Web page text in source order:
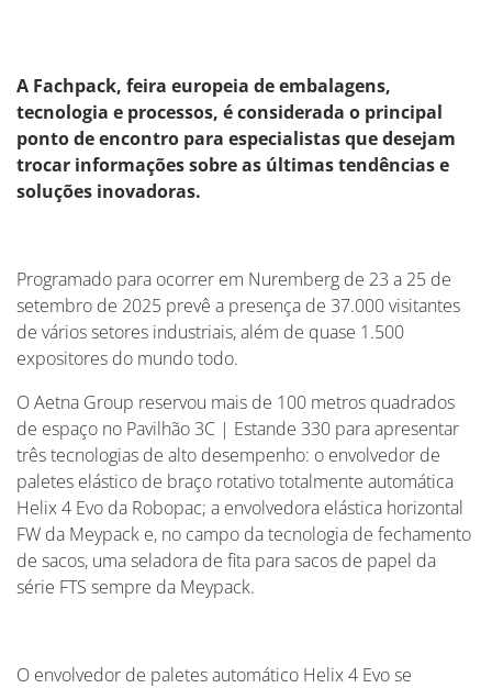
A Fachpack, feira europeia de embalagens,
tecnologia e processos, é considerada o principal
ponto de encontro para especialistas que desejam
trocar informações sobre as últimas tendências e
soluções inovadoras.
Programado para ocorrer em Nuremberg de 23 a 25 de
setembro de 2025 prevê a presença de 37.000 visitantes
de vários setores industriais, além de quase 1.500
expositores do mundo todo.
O Aetna Group reservou mais de 100 metros quadrados
de espaço no Pavilhão 3C | Estande 330 para apresentar
três tecnologias de alto desempenho: o envolvedor de
paletes elástico de braço rotativo totalmente automática
Helix 4 Evo da Robopac; a envolvedora elástica horizontal
FW da Meypack e, no campo da tecnologia de fechamento
de sacos, uma seladora de fita para sacos de papel da
série FTS sempre da Meypack.
O envolvedor de paletes automático Helix 4 Evo se